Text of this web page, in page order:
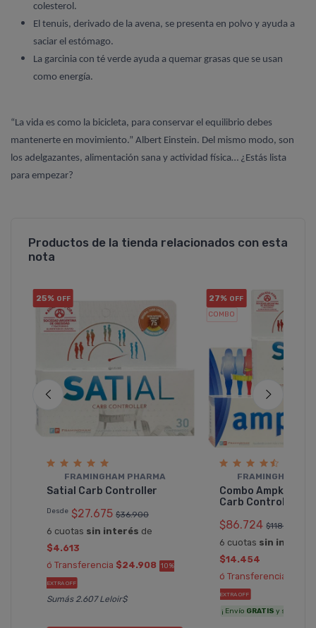
colesterol.
El tenuis, derivado de la avena, se presenta en polvo y ayuda a
saciar el estómago.
La garcinia con té verde ayuda a quemar grasas que se usan
como energía.
“La vida es como la bicicleta, para conservar el equilibrio debes
mantenerte en movimiento.” Albert Einstein. Del mismo modo, son
los adelgazantes, alimentación sana y actividad física… ¿Estás lista
para empezar?
Productos de la tienda relacionados con esta
nota
25% OFF
FRAMINGHAM PHARMA
Satial Carb Controller
Desde $27.675 $36.900
6 cuotas sin interés de
$4.613
ó Transferencia $24.908 10%
EXTRA OFF
Sumás 2.607 Leloir$
27% OFF
COMBO
FRAMINGHAM
Combo Ampk X 60
Carb Controller X
$86.724 $118.800
6 cuotas sin interés
$14.454
ó Transferencia
EXTRA OFF
¡ Envío GRATIS y sumás